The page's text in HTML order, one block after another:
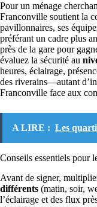
Pour un ménage
Franconville soutient la
pavillonnaires, ses
préférant un cadre plus
près de la gare pour
évaluez la sécurité au
heures, éclairage,
des riverains—autant
Franconville face aux
A LIRE : Les
Conseils essentiels pour
Avant de signer,
différents (matin, soir,
l’éclairage et des flux